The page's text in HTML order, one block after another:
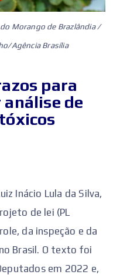
Morango de Brazlândia /
Agência Brasília
para
de
Inácio Lula da Silva,
de lei (PL
da inspeção e da
Brasil. O texto foi
em 2022 e,